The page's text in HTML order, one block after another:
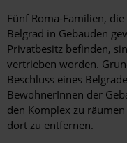
Fünf Roma-Familien,
Belgrad in Gebäuden
Privatbesitz befinden,
vertrieben worden.
Beschluss eines
BewohnerInnen der
den Komplex zu
dort zu entfernen.